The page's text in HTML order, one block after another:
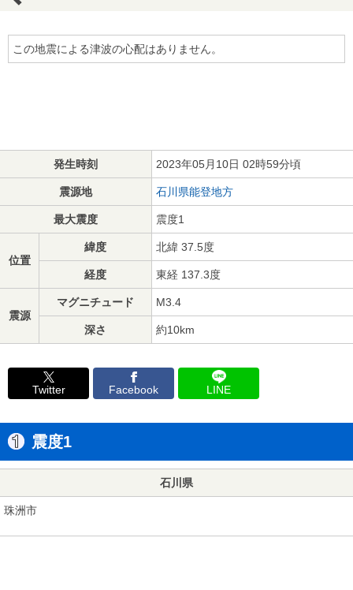
この地震による津波の心配はありません。
発生時刻 2023年05月10日 02時59分頃
震源地 石川県能登地方
最大震度 震度1
位置
緯度 北緯 37.5度
経度 東経 137.3度
震源
マグニチュード M3.4
深さ 約10km
Twitter Facebook LINE
震度1
石川県
珠洲市